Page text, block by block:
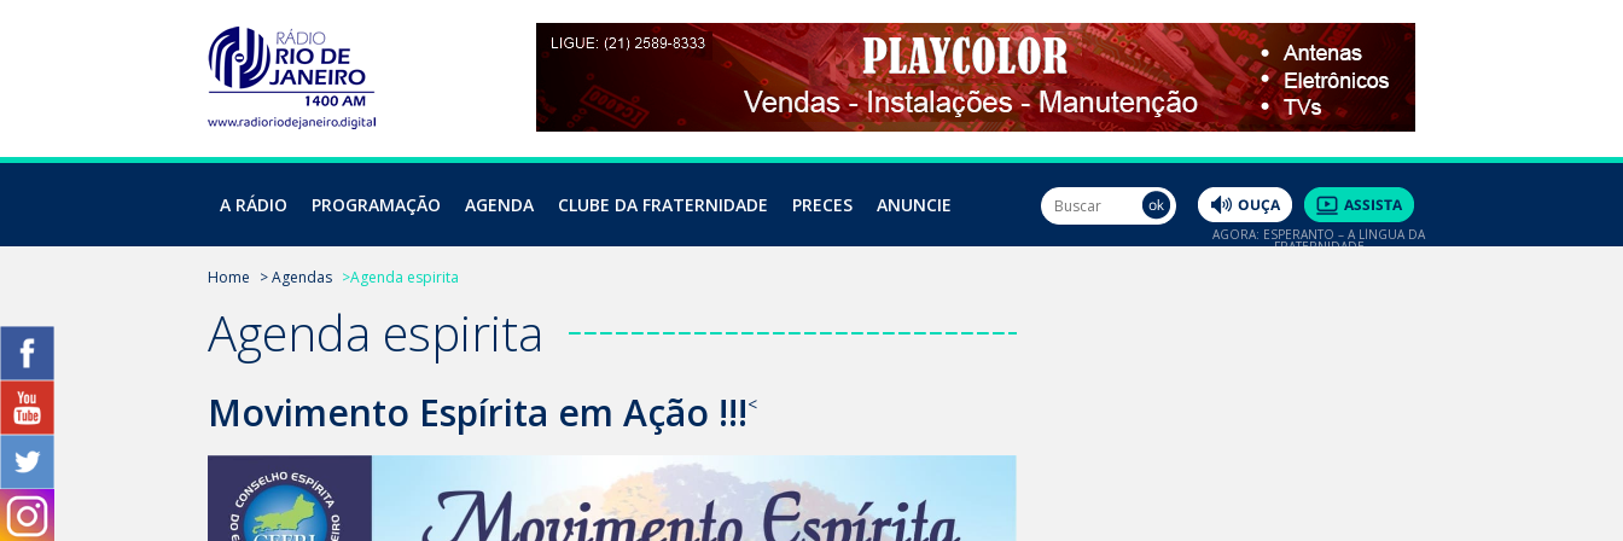
A RÁDIO PROGRAMAÇÃO AGENDA CLUBE DA FRATERNIDADE PRECES ANUNCIE
AGORA: ESPERANTO – A LÍNGUA DA
FRATERNIDADE
Home > Agendas >Agenda espirita
Agenda espirita
Movimento Espírita em Ação !!!<